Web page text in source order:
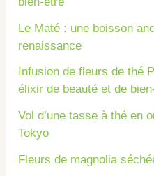
Le Maté : une boisson
renaissance
Infusion de fleurs de thé
élixir de beauté et de
Vol d’une tasse à thé en
Tokyo
Fleurs de magnolia